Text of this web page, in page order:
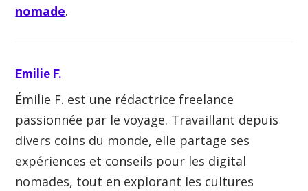
nomade.
Emilie F.
Émilie F. est une rédactrice freelance
passionnée par le voyage. Travaillant depuis
divers coins du monde, elle partage ses
expériences et conseils pour les digital
nomades, tout en explorant les cultures